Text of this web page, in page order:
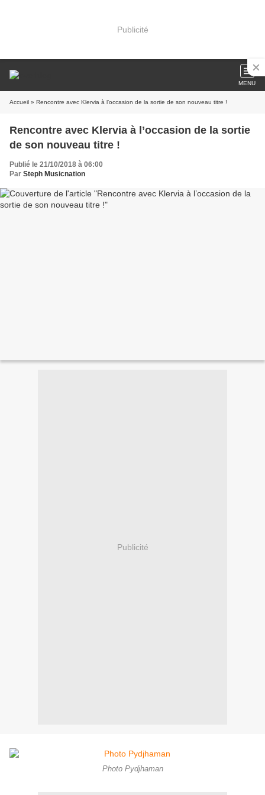
Publicité
MENU
Accueil » Rencontre avec Klervia à l’occasion de la sortie de son nouveau titre !
Rencontre avec Klervia à l’occasion de la sortie
de son nouveau titre !
Publié le 21/10/2018 à 06:00
Par Steph Musicnation
Publicité
Photo Pydjhaman